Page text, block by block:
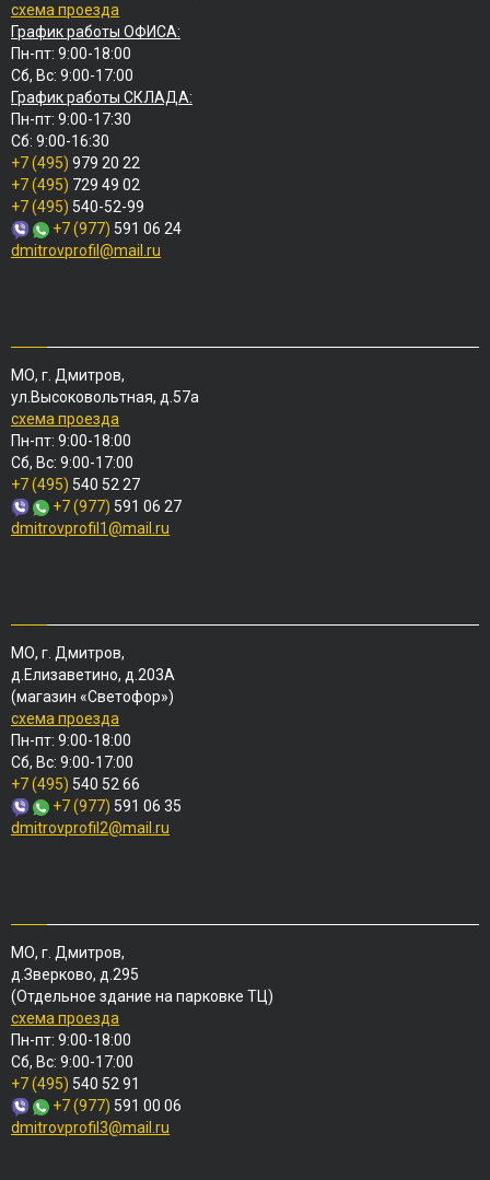
схема проезда
График работы ОФИСА:
Пн-пт: 9:00-18:00
Сб, Вс: 9:00-17:00
График работы СКЛАДА:
Пн-пт: 9:00-17:30
Сб: 9:00-16:30
+7 (495) 979 20 22
+7 (495) 729 49 02
+7 (495) 540-52-99
+7 (977) 591 06 24
dmitrovprofil@mail.ru
МО, г. Дмитров,
ул.Высоковольтная, д.57а
схема проезда
Пн-пт: 9:00-18:00
Сб, Вс: 9:00-17:00
+7 (495) 540 52 27
+7 (977) 591 06 27
dmitrovprofil1@mail.ru
МО, г. Дмитров,
д.Елизаветино, д.203А
(магазин «Светофор»)
схема проезда
Пн-пт: 9:00-18:00
Сб, Вс: 9:00-17:00
+7 (495) 540 52 66
+7 (977) 591 06 35
dmitrovprofil2@mail.ru
МО, г. Дмитров,
д.Зверково, д.295
(Отдельное здание на парковке ТЦ)
схема проезда
Пн-пт: 9:00-18:00
Сб, Вс: 9:00-17:00
+7 (495) 540 52 91
+7 (977) 591 00 06
dmitrovprofil3@mail.ru